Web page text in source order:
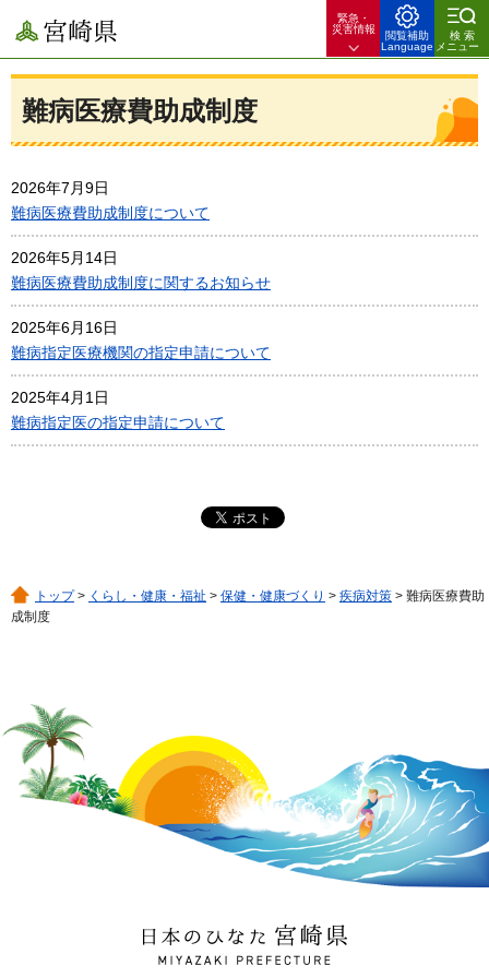
宮崎県
緊急・
災害情報
閲覧補助
Language
検索
メニュー
難病医療費助成制度
2026年7月9日
難病医療費助成制度について
2026年5月14日
難病医療費助成制度に関するお知らせ
2025年6月16日
難病指定医療機関の指定申請について
2025年4月1日
難病指定医の指定申請について
トップ> くらし・健康・福祉 > 保健・健康づくり > 疾病対策 > 難病医療費助
成制度
日本のひなた 宮崎県
MIYAZAKI PREFECTURE